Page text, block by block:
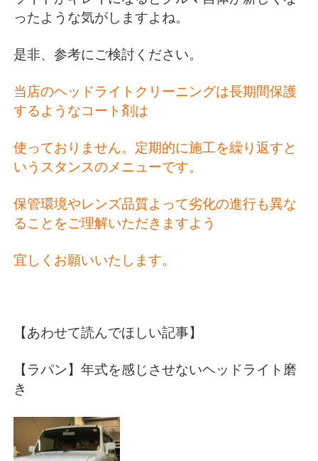
ったような気がしますよね。
是非、参考にご検討ください。
当店のヘッドライトクリーニングは長期間保護
するようなコート剤は
使っておりません。定期的に施工を繰り返すと
いうスタンスのメニューです。
保管環境やレンズ品質よって劣化の進行も異な
ることをご理解いただきますよう
宜しくお願いいたします。
【あわせて読んでほしい記事】
【ラパン】年式を感じさせないヘッドライト磨
き